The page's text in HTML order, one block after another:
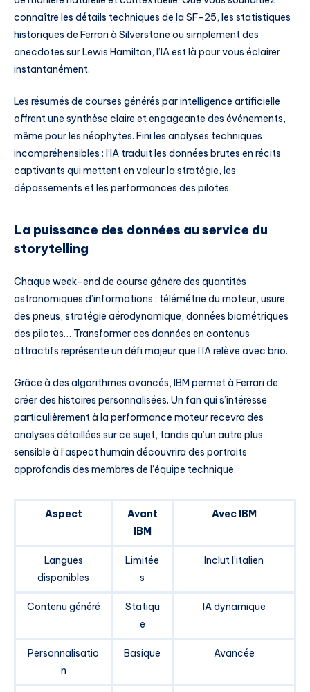
connaître les détails techniques de la SF-25, les statistiques
historiques de Ferrari à Silverstone ou simplement des
anecdotes sur Lewis Hamilton, l’IA est là pour vous éclairer
instantanément.
Les résumés de courses générés par intelligence artificielle
offrent une synthèse claire et engageante des événements,
même pour les néophytes. Fini les analyses techniques
incompréhensibles : l’IA traduit les données brutes en récits
captivants qui mettent en valeur la stratégie, les
dépassements et les performances des pilotes.
La puissance des données au service du
storytelling
Chaque week-end de course génère des quantités
astronomiques d’informations : télémétrie du moteur, usure
des pneus, stratégie aérodynamique, données biométriques
des pilotes… Transformer ces données en contenus
attractifs représente un défi majeur que l’IA relève avec brio.
Grâce à des algorithmes avancés, IBM permet à Ferrari de
créer des histoires personnalisées. Un fan qui s’intéresse
particulièrement à la performance moteur recevra des
analyses détaillées sur ce sujet, tandis qu’un autre plus
sensible à l’aspect humain découvrira des portraits
approfondis des membres de l’équipe technique.
Aspect
Avant
IBM
Avec IBM
Langues
disponibles
Limitée
s
Inclut l’italien
Contenu généré
Statiqu
e
IA dynamique
Personnalisatio
n
Basique Avancée